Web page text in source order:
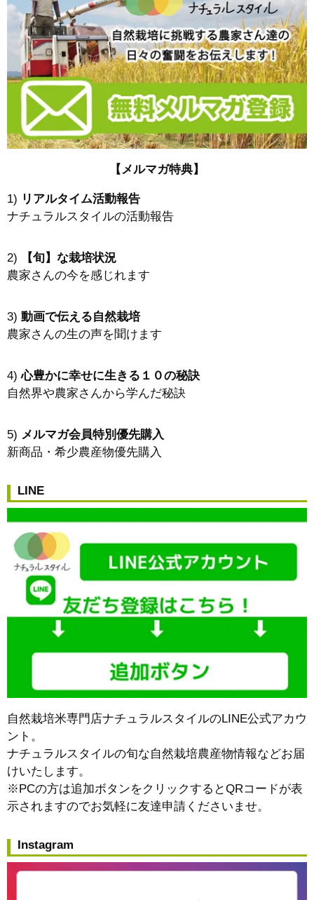
【メルマガ特典】
1) リアルタイム活動報告
ナチュラルスタイルの活動報告
2)
【旬】な栽培状況
農家さんの今を感じれます
3) 動画で伝える自然栽培
農家さんの生の声を聞けます
4)心豊かに幸せに生きる１０の秘訣
自然界や農家さんから学んだ秘訣
5) メルマガ会員特別優先購入
新商品・希少農産物優先購入
LINE
自然栽培米専門店ナチュラルスタイルのLINE公式アカウ
ント。
ナチュラルスタイルの旬な自然栽培農産物情報などお届
けいたします。
※PCの方は追加ボタンをクリックするとQRコードが表
示されますのでお気軽に友達申請くださいませ。
Instagram